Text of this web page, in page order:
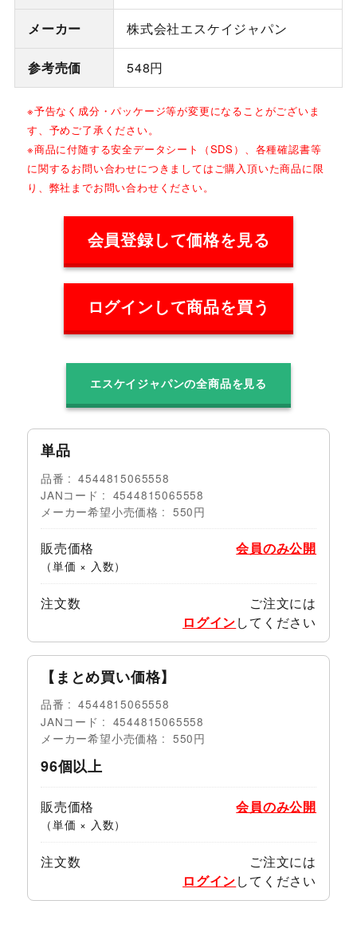
メーカー 株式会社エスケイジャパン
参考売価 548円
※予告なく成分・パッケージ等が変更になることがございま
す、予めご了承ください。
※商品に付随する安全データシート（SDS）、各種確認書等
に関するお問い合わせにつきましてはご購入頂いた商品に限
り、弊社までお問い合わせください。
会員登録して価格を見る
ログインして商品を買う
エスケイジャパンの全商品を見る
単品
品番
4544815065558
JANコード
4544815065558
メーカー希望小売価格
550円
販売価格
（単価 × 入数）
会員のみ公開
注文数
ご注文には
ログインしてください
【まとめ買い価格】
品番
4544815065558
JANコード
4544815065558
メーカー希望小売価格
550円
96個以上
販売価格
（単価 × 入数）
会員のみ公開
注文数
ご注文には
ログインしてください